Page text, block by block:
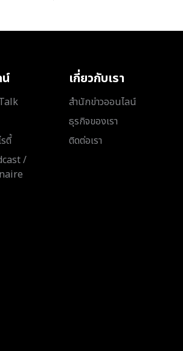
ตี้
/
เกี่ยวกับเรา
สำนักข่าวออนไลน์
ธุรกิจของเรา
ติดต่อเรา